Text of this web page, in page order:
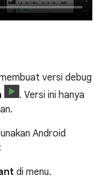
versi debug
. Versi ini hanya
Android
di menu.